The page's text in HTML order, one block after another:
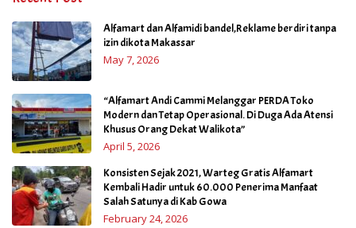
Alfamart dan Alfamidi bandel,Reklame berdiri tanpa
izin dikota Makassar
May 7, 2026
“Alfamart Andi Cammi Melanggar PERDA Toko
Modern dan Tetap Operasional. Di Duga Ada Atensi
Khusus Orang Dekat Walikota”
April 5, 2026
Konsisten Sejak 2021, Warteg Gratis Alfamart
Kembali Hadir untuk 60.000 Penerima Manfaat
Salah Satunya di Kab Gowa
February 24, 2026